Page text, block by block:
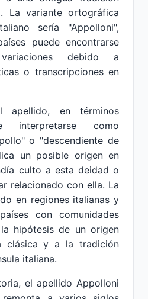
La variante ortográfica
sería "Appolloni",
puede encontrarse
debido a
o transcripciones en
apellido, en términos
interpretarse como
o "descendiente de
un posible origen en
culto a esta deidad o
relacionado con ella. La
en regiones italianas y
con comunidades
hipótesis de un origen
clásica y a la tradición
italiana.
el apellido Appolloni